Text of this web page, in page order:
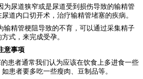
为尿道狭窄或是尿道受到损伤导致的输精管
道内口切开术，治疗输精管堵塞的疾病。
输精管梗阻导致的不育，可以通过采集精子
式，来完成受孕。
意事项
患者通常我们认为应该在饮食上多进食一些
患者要多吃一些瘦肉、豆制品等。